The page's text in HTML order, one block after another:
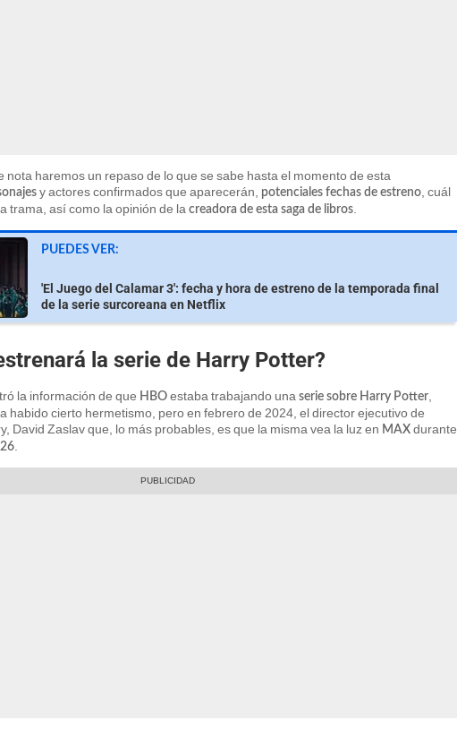
nota haremos un repaso de lo que se sabe hasta el momento de esta
y actores confirmados que aparecerán, potenciales fechas de estreno , cuál
trama, así como la opinión de la creadora de esta saga de libros
PUEDES VER:
'El Juego del Calamar 3': fecha y hora de estreno de la temporada final
de la serie surcoreana en Netflix
la serie de Harry Potter?
la información de que HBO estaba trabajando una serie sobre Harry Potter,
habido cierto hermetismo, pero en febrero de 2024, el director ejecutivo de
David Zaslav que, lo más probables, es que la misma vea la luz en MAX durante
.